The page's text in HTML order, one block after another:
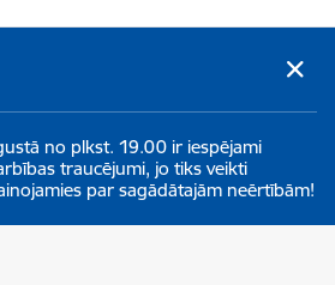
no plkst. 19.00 ir iespējami
traucējumi, jo tiks veikti
par sagādātajām neērtībām!